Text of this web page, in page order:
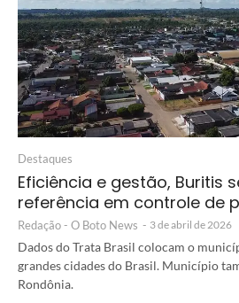
Destaques
Eficiência e gestão, Buritis
referência em controle de
Redação - O Boto News - 3 de abril de 2026
Dados do Trata Brasil colocam o
grandes cidades do Brasil. Município
Rondônia.